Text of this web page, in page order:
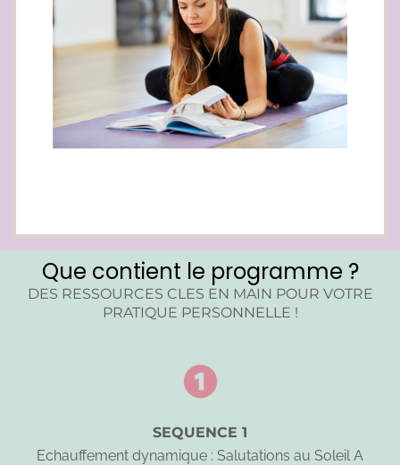
Que contient le programme ?
DES RESSOURCES CLES EN MAIN POUR VOTRE
PRATIQUE PERSONNELLE !
SEQUENCE 1
Echauffement dynamique : Salutations au Soleil A